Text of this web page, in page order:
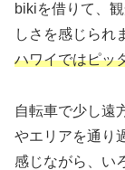
bikiを借りて、
しさを感じられ
ハワイではピッ
自転車で少し遠
やエリアを通り
感じながら、い